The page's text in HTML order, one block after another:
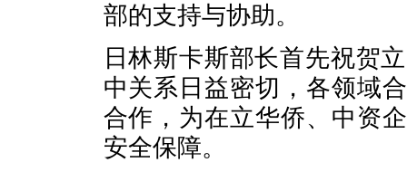
部的支持与协助。
日林斯卡斯部长首先祝贺
中关系日益密切，各领域
合作，为在立华侨、中资
安全保障。